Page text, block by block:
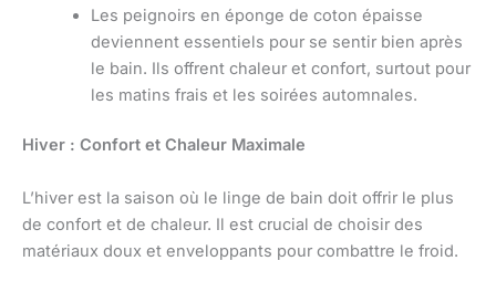
Les peignoirs en éponge de coton épaisse
deviennent essentiels pour se sentir bien après
le bain. Ils offrent chaleur et confort, surtout pour
les matins frais et les soirées automnales.
Hiver : Confort et Chaleur Maximale
L’hiver est la saison où le linge de bain doit offrir le plus
de confort et de chaleur. Il est crucial de choisir des
matériaux doux et enveloppants pour combattre le froid.